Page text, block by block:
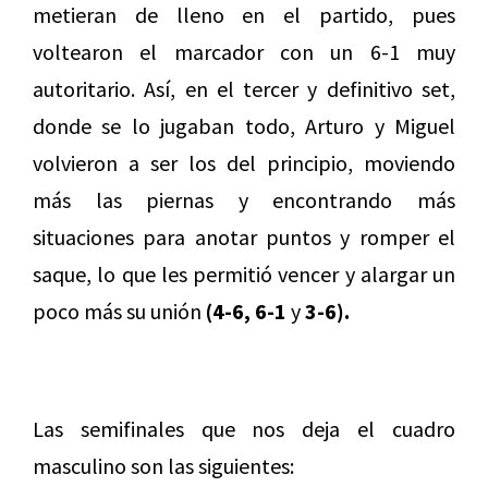
metieran de lleno en el partido, pues
voltearon el marcador con un 6-1 muy
autoritario. Así, en el tercer y definitivo set,
donde se lo jugaban todo, Arturo y Miguel
volvieron a ser los del principio, moviendo
más las piernas y encontrando más
situaciones para anotar puntos y romper el
saque, lo que les permitió vencer y alargar un
poco más su unión (4-6, 6-1 y3-6).
Las semifinales que nos deja el cuadro
masculino son las siguientes: